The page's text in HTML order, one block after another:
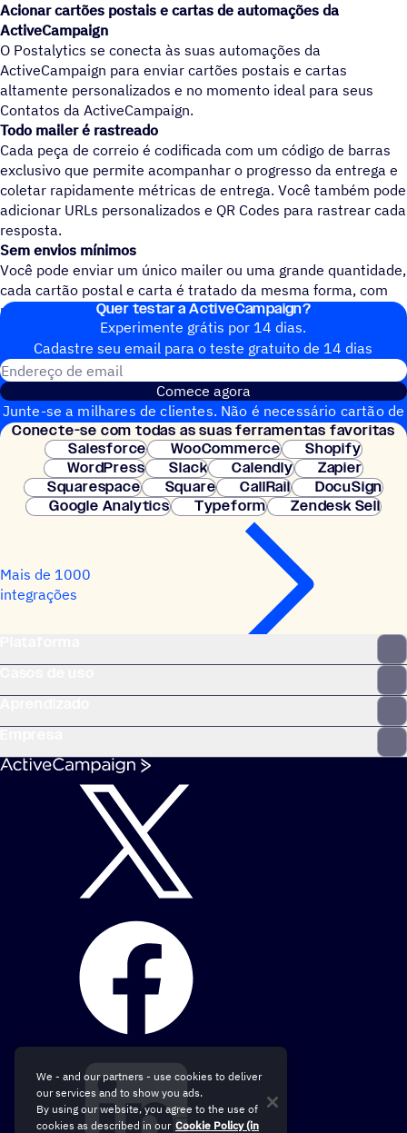
Acionar cartões postais e cartas de automações da
ActiveCampaign
O Postalytics se conecta às suas automações da
ActiveCampaign para enviar cartões postais e cartas
altamente personalizados e no momento ideal para seus
Contatos da ActiveCampaign.
Todo mailer é rastreado
Cada peça de correio é codificada com um código de barras
exclusivo que permite acompanhar o progresso da entrega e
coletar rapidamente métricas de entrega. Você também pode
adicionar URLs personalizados e QR Codes para rastrear cada
resposta.
Sem envios mínimos
Você pode enviar um único mailer ou uma grande quantidade,
cada cartão postal e carta é tratado da mesma forma, com
personalização completa, integração e rastreamento.
Quer testar a ActiveCampaign?
Experimente grátis por 14 dias.
Cadastre seu email para o teste gratuito de 14 dias
Comece agora
Junte-se a milhares de clientes. Não é necessário cartão de
crédito. Configuração instantânea.
Conecte-se com todas as suas ferramentas favoritas
Salesforce
WooCommerce
Shopify
WordPress
Slack Calendly
Zapier
Squarespace
Square CallRail
DocuSign
Google Analytics
Typeform Zendesk Sell
Mais de 1000
integrações
We - and our partners - use cookies to deliver
our services and to show you ads.
By using our website, you agree to the use of
cookies as described in our Cookie Policy (in